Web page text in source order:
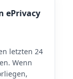
ePrivacy
letzten 24
Wenn